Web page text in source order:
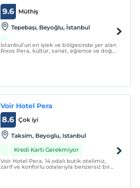
Müthiş
9.6
Tepebaşı, Beyoğlu, İstanbul
İstanbul’un en işlek ve bölgesinde yer alan
Rixos Pera, kültür, sanat, eğlence ve doğal
Voir Hotel Pera
Çok iyi
8.6
Taksim, Beyoglu, Istanbul
Kredi Kartı Gerekmiyor
Voir Hotel Pera, 14 odalı butik otelimiz,
zarif ve konforlu odalarıyla benzersiz bir